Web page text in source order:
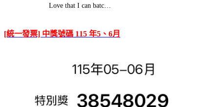
Love that I can batc…
[統一發票] 中獎號碼 115 年5、6月